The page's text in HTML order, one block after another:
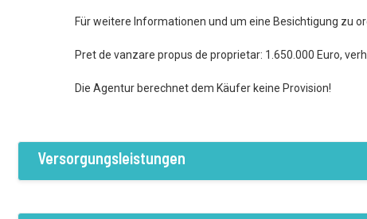
Für weitere Informationen und um eine Besichtigung zu
Pret de vanzare propus de proprietar: 1.650.000 Euro,
Die Agentur berechnet dem Käufer keine Provision!
Versorgungsleistungen